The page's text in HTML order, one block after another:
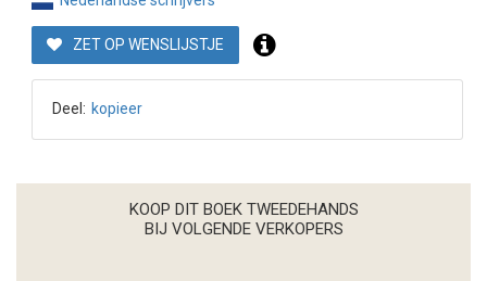
ZET OP WENSLIJSTJE
Deel: kopieer
KOOP DIT BOEK TWEEDEHANDS
BIJ VOLGENDE VERKOPERS